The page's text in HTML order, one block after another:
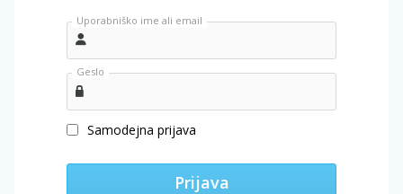
Uporabniško ime ali email
Geslo
Samodejna prijava
Prijava